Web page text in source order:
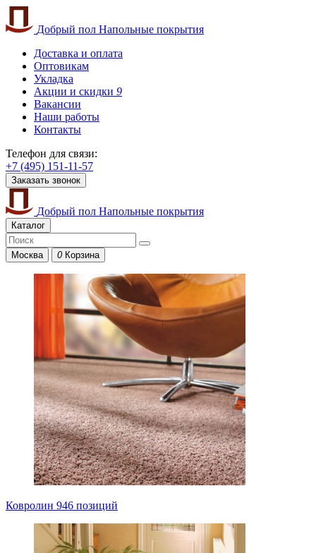
Добрый пол Напольные покрытия
Доставка и оплата
Оптовикам
Укладка
Акции и скидки 9
Вакансии
Наши работы
Контакты
Телефон для связи:
+7 (495) 151-11-57
Заказать звонок
Добрый пол Напольные покрытия
Каталог
Москва 0 Корзина
Ковролин 946 позиций